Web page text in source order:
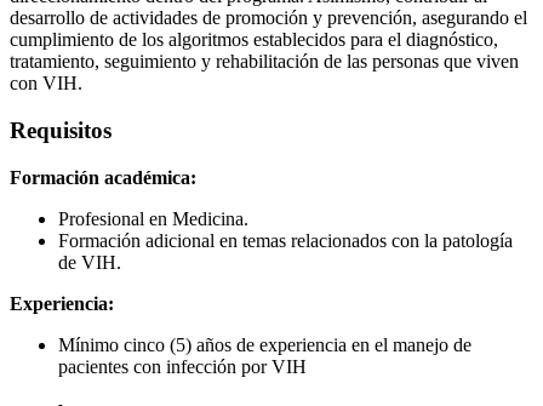
desarrollo de actividades de promoción y prevención, asegurando el
cumplimiento de los algoritmos establecidos para el diagnóstico,
tratamiento, seguimiento y rehabilitación de las personas que viven
con VIH.
Requisitos
Formación académica:
Profesional en Medicina.
Formación adicional en temas relacionados con la patología
de VIH.
Experiencia:
Mínimo cinco (5) años de experiencia en el manejo de
pacientes con infección por VIH